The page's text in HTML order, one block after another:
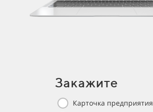
Закажите
Карточка предприятия